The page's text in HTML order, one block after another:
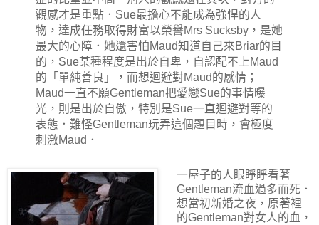
觀感才是重點．Sue最擔心不能成為強悍的人
物，達成任務取得財富以榮譽Mrs Sucksby，是她
最大的心障．她還害怕Maud知道自己來Briar的目
的，Sue某種程度是出於自卑，自認配不上Maud
的「單純善良」，而想迴避對Maud的感情；
Maud一直不願Gentleman把愛戀Sue的事情曝
光，則是出於自傲，特別是Sue一直迴避對等的
表態．難怪Gentleman玩弄這個題目時，會極度
刺激Maud．
一屋子的人眼睜睜看著
Gentleman流血過多而死．
想當初新婚之夜，原著裡
的Gentleman對女人的血，